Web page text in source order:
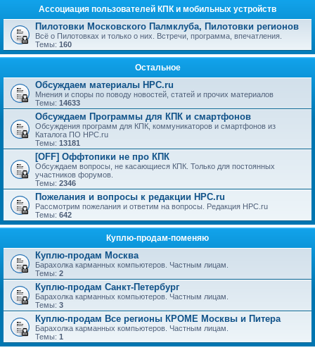
Ассоциация пользователей КПК и мобильных устройств
Пилотовки Московского Палмклуба, Пилотовки регионов
Всё о Пилотовках и только о них. Встречи, программа, впечатления.
Темы: 160
Остальное
Обсуждаем материалы HPC.ru
Мнения и споры по поводу новостей, статей и прочих материалов
Темы: 14633
Обсуждаем Программы для КПК и смартфонов
Обсуждения программ для КПК, коммуникаторов и смартфонов из
Каталога ПО HPC.ru
Темы: 13181
[OFF] Оффтопики не про КПК
Обсуждаем вопросы, не касающиеся КПК. Только для постоянных
участников форумов.
Темы: 2346
Пожелания и вопросы к редакции HPC.ru
Рассмотрим пожелания и ответим на вопросы. Редакция HPC.ru
Темы: 642
Куплю-продам-поменяю
Куплю-продам Москва
Барахолка карманных компьютеров. Частным лицам.
Темы: 2
Куплю-продам Санкт-Петербург
Барахолка карманных компьютеров. Частным лицам.
Темы: 3
Куплю-продам Все регионы КРОМЕ Москвы и Питера
Барахолка карманных компьютеров. Частным лицам.
Темы: 1